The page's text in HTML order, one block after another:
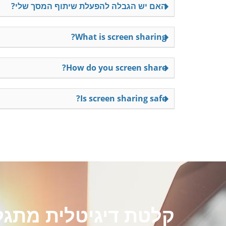
האם יש הגבלה להפעלת שיתוף המסך שלי?
What is screen sharing?
How do you screen share?
Is screen sharing safe?
קלטת דיגיטלית